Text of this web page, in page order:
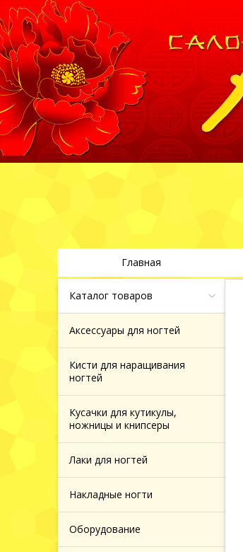
Главная
Каталог товаров
Аксессуары для ногтей
Кисти для наращивания
ногтей
Кусачки для кутикулы,
ножницы и книпсеры
Лаки для ногтей
Накладные ногти
Оборудование